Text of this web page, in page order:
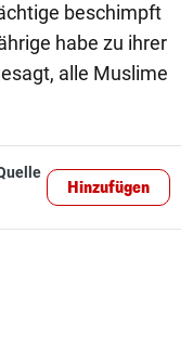
beschimpft
habe zu ihrer
alle Muslime
Hinzufügen